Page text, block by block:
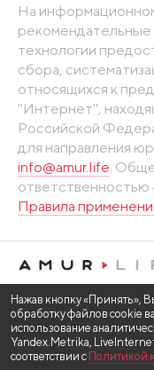
На
технологии
сбора,
относящихся к
"Интернет",
Российской
для направления
info@amur.life .
ответственностью
Правила
Нажав кнопку «Принять»,
обработку файлов cookie
использование
Yandex.Metrika,
соответствии с Политикой